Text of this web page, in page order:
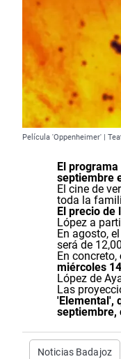
Película 'Oppenheimer' |
El
septiembre
El cine de
toda la
El precio de
López a
En agosto,
será de
En concreto,
miércoles
López de
Las
'Elemental',
septiembre,
Noticias Badajoz